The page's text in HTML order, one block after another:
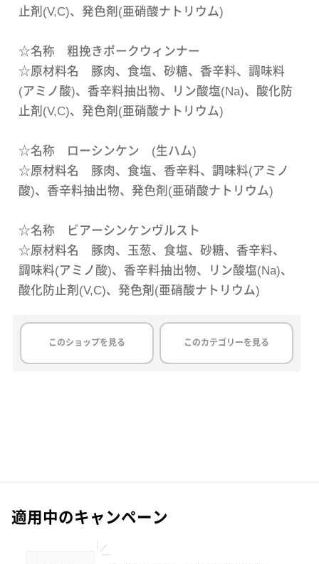
止剤(V,C)、発色剤(亜硝酸ナトリウム)
☆名称 粗挽きポークウィンナー
☆原材料名 豚肉、食塩、砂糖、香辛料、調味料
(アミノ酸)、香辛料抽出物、リン酸塩(Na)、酸化防
止剤(V,C)、発色剤(亜硝酸ナトリウム)
☆名称 ローシンケン (生ハム)
☆原材料名 豚肉、食塩、香辛料、調味料(アミノ
酸)、香辛料抽出物、発色剤(亜硝酸ナトリウム)
☆名称 ビアーシンケンヴルスト
☆原材料名 豚肉、玉葱、食塩、砂糖、香辛料、
調味料(アミノ酸)、香辛料抽出物、リン酸塩(Na)、
酸化防止剤(V,C)、発色剤(亜硝酸ナトリウム)
このショップを見る このカテゴリーを見る
適用中のキャンペーン